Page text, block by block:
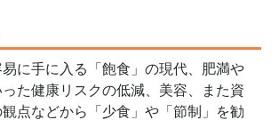
に手に入る「飽食」の現代、肥満や
た健康リスクの低減、美容、また資
点などから「少食」や「節制」を勧